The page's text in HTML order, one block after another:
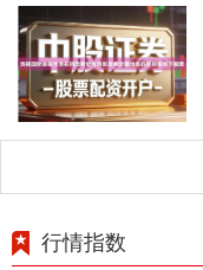
行情指数